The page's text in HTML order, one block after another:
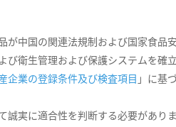
中国の関連法規制および国家食品
衛生管理および保護システムを確
企業の登録条件及び検査項目 」に基
実に適合性を判断する必要がありま